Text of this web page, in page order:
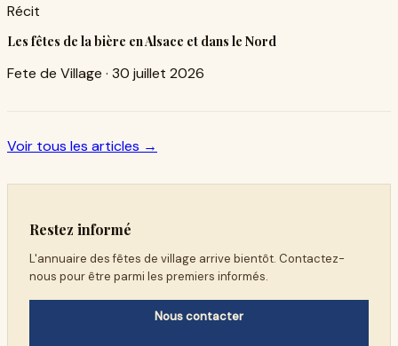
Récit
Les fêtes de la bière en Alsace et dans le Nord
Fete de Village · 30 juillet 2026
Voir tous les articles →
Restez informé
L'annuaire des fêtes de village arrive bientôt. Contactez-
nous pour être parmi les premiers informés.
Nous contacter